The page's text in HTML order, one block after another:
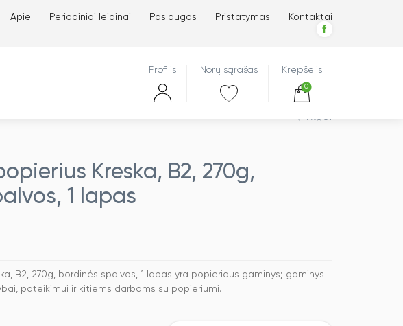
Apie Periodiniai leidinai Paslaugos Pristatymas Kontaktai
Profilis Norų sąrašas Krepšelis
0
Atgal
Kreska, B2, 270g,
1 lapas
B2, 270g, bordinės spalvos, 1 lapas yra popieriaus gaminys; gaminys
pateikimui ir kitiems darbams su popieriumi.